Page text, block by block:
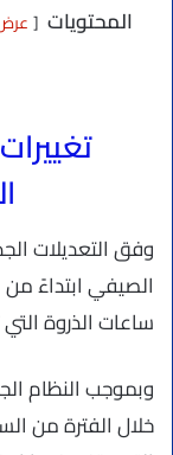
المحتويات
وفق التعديلات
ساعات الذروة
وبموجب النظام